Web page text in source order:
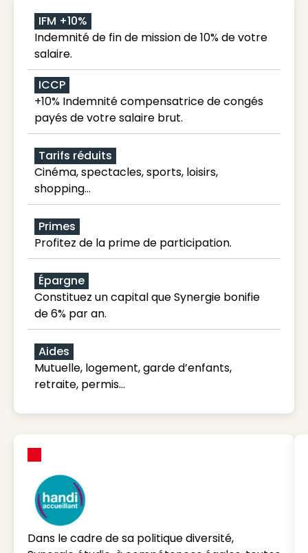
IFM +10%
Indemnité de fin de mission de 10% de votre
salaire.
ICCP
+10% Indemnité compensatrice de congés
payés de votre salaire brut.
Tarifs réduits
Cinéma, spectacles, sports, loisirs,
shopping...
Primes
Profitez de la prime de participation.
Épargne
Constituez un capital que Synergie bonifie
de 6% par an.
Aides
Mutuelle, logement, garde d’enfants,
retraite, permis…
Dans le cadre de sa politique diversité,